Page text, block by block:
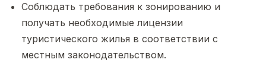
Соблюдать требования к зонированию и
получать необходимые лицензии
туристического жилья в соответствии с
местным законодательством.